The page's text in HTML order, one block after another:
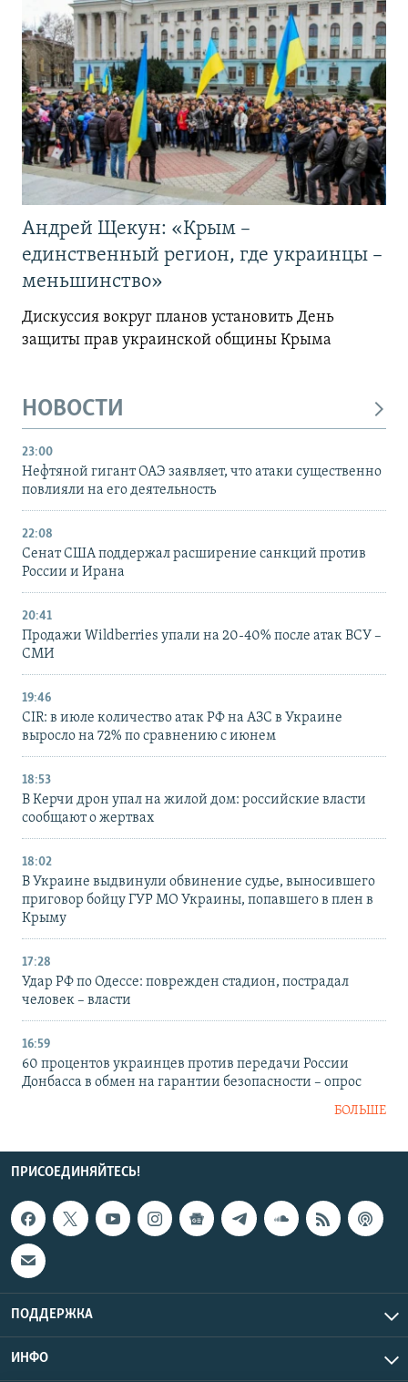
Андрей Щекун: «Крым –
единственный регион, где украинцы –
меньшинство»
Дискуссия вокруг планов установить День
защиты прав украинской общины Крыма
НОВОСТИ
23:00
Нефтяной гигант ОАЭ заявляет, что атаки существенно
повлияли на его деятельность
22:08
Сенат США поддержал расширение санкций против
России и Ирана
20:41
Продажи Wildberries упали на 20-40% после атак ВСУ –
СМИ
19:46
CIR: в июле количество атак РФ на АЗС в Украине
выросло на 72% по сравнению с июнем
18:53
В Керчи дрон упал на жилой дом: российские власти
сообщают о жертвах
18:02
В Украине выдвинули обвинение судье, выносившего
приговор бойцу ГУР МО Украины, попавшего в плен в
Крыму
17:28
Удар РФ по Одессе: поврежден стадион, пострадал
человек – власти
16:59
60 процентов украинцев против передачи России
Донбасса в обмен на гарантии безопасности – опрос
БОЛЬШЕ
ПРИСОЕДИНЯЙТЕСЬ!
ПОДДЕРЖКА
ИНФО